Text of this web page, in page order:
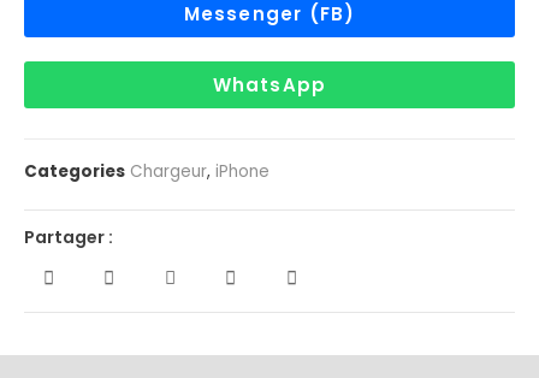
Messenger (FB)
WhatsApp
Categories Chargeur, iPhone
Partager :